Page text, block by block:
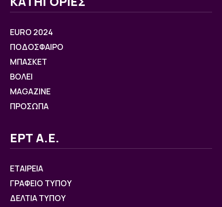
EURO 2024
ΠΟΔΟΣΦΑΙΡΟ
ΜΠΑΣΚΕΤ
ΒOΛΕΙ
MAGAZINE
ΠΡΟΣΩΠΑ
ΕΡΤ Α.Ε.
ΕΤΑΙΡΕΙΑ
ΓΡΑΦΕΙΟ ΤΥΠΟΥ
ΔΕΛΤΙΑ ΤΥΠΟΥ